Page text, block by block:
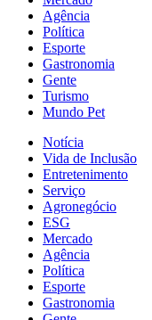
Agência
Política
Esporte
Gastronomia
Gente
Turismo
Mundo Pet
Notícia
Vida de Inclusão
Entretenimento
Serviço
Agronegócio
ESG
Mercado
Agência
Política
Esporte
Gastronomia